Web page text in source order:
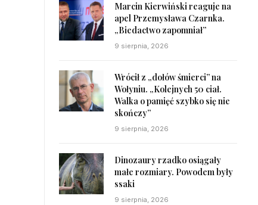
Marcin Kierwiński reaguje na
apel Przemysława Czarnka.
„Biedactwo zapomniał”
9 sierpnia, 2026
Wrócił z „dołów śmierci” na
Wołyniu. „Kolejnych 50 ciał.
Walka o pamięć szybko się nie
skończy”
9 sierpnia, 2026
Dinozaury rzadko osiągały
małe rozmiary. Powodem były
ssaki
9 sierpnia, 2026